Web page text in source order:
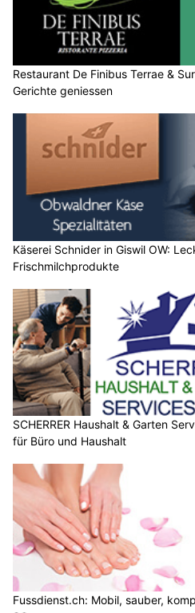
Restaurant De Finibus Terrae &
Gerichte geniessen
Käserei Schnider in Giswil OW:
Frischmilchprodukte
SCHERRER Haushalt & Garten
für Büro und Haushalt
Fussdienst.ch: Mobil, sauber,